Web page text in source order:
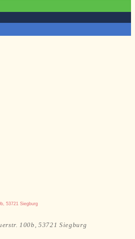
53721 Siegburg
100b, 53721 Siegburg